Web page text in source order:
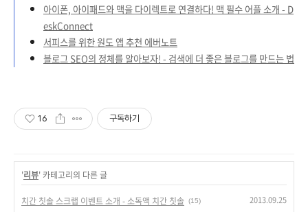
아이폰, 아이패드와 맥을 다이렉트로 연결하다! 맥 필수 어플 소개 - D
eskConnect
서피스를 위한 원도 앱 추천 에버노트
블로그 SEO의 정체를 알아보자! - 검색에 더 좋은 블로그를 만드는 법
16 구독하기
'리뷰' 카테고리의 다른 글
치간 칫솔 스크랩 이벤트 소개 - 소독액 치간 칫솔 (15) 2013.09.25